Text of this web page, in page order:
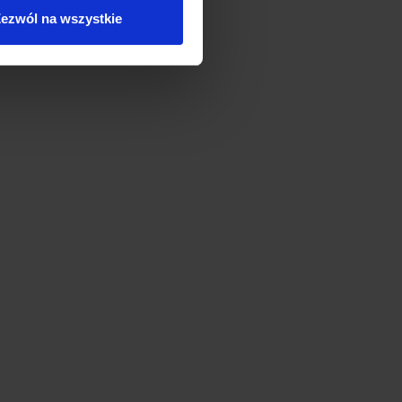
na wszystkie